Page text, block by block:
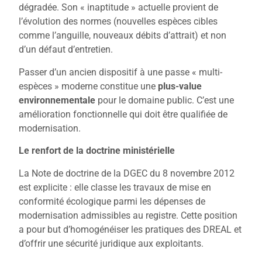
dégradée. Son « inaptitude » actuelle provient de
l’évolution des normes (nouvelles espèces cibles
comme l’anguille, nouveaux débits d’attrait) et non
d’un défaut d’entretien.
Passer d’un ancien dispositif à une passe « multi-
espèces » moderne constitue une plus-value
environnementale pour le domaine public. C’est une
amélioration fonctionnelle qui doit être qualifiée de
modernisation.
Le renfort de la doctrine ministérielle
La Note de doctrine de la DGEC du 8 novembre 2012
est explicite : elle classe les travaux de mise en
conformité écologique parmi les dépenses de
modernisation admissibles au registre. Cette position
a pour but d’homogénéiser les pratiques des DREAL et
d’offrir une sécurité juridique aux exploitants.